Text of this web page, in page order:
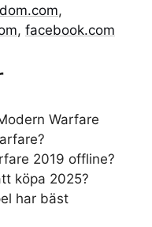
,
, facebook.com
Warfare
2019 offline?
köpa 2025?
har bäst